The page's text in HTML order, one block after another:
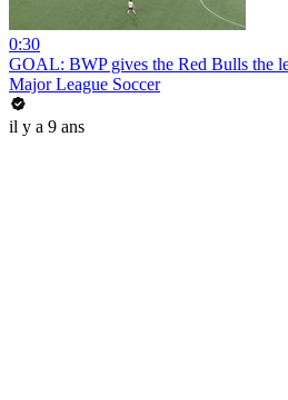
0:30
GOAL: BWP gives the Red Bulls the
Major League Soccer
il y a 9 ans